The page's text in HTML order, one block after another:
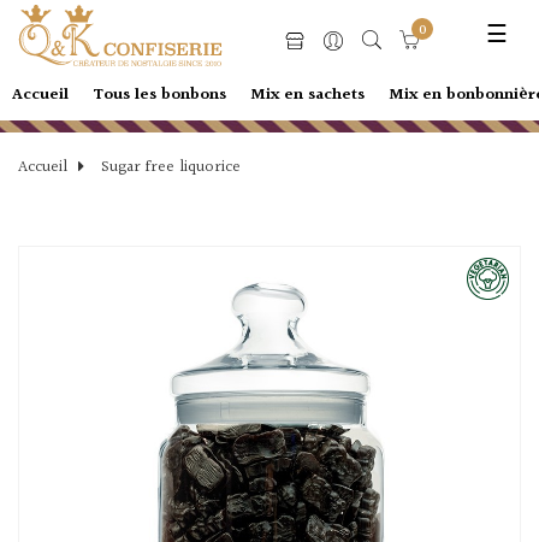
☰
0
Accueil Tous les bonbons Mix en sachets Mix en
Accueil Sugar free liquorice